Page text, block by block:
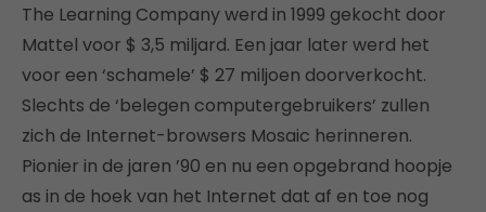
The Learning Company werd in 1999 gekocht door
Mattel voor $ 3,5 miljard. Een jaar later werd het
voor een ‘schamele’ $ 27 miljoen doorverkocht.
Slechts de ‘belegen computergebruikers’ zullen
zich de Internet-browsers Mosaic herinneren.
Pionier in de jaren ’90 en nu een opgebrand hoopje
as in de hoek van het Internet dat af en toe nog